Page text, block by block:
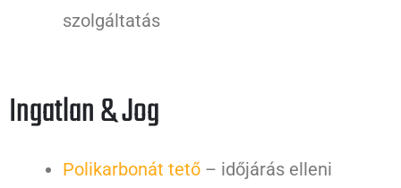
szolgáltatás
Ingatlan & Jog
Polikarbonát tető – időjárás elleni